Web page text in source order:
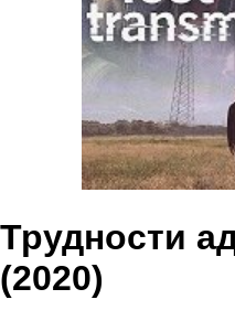
Трудности
(2020)